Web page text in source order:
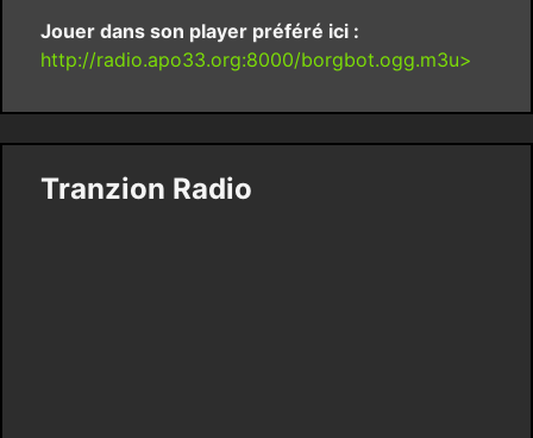
Jouer dans son player préféré ici :
http://radio.apo33.org:8000/borgbot.ogg.m3u>
Tranzion Radio